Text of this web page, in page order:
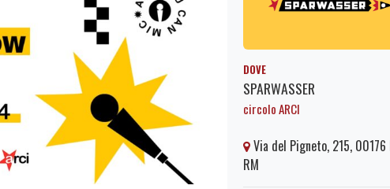
DOVE
SPARWASSER
circolo ARCI
Via del Pigneto, 215, 00176
RM